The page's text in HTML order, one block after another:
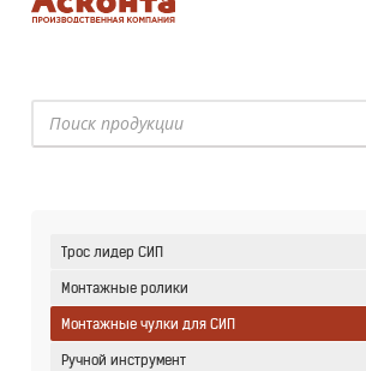
Трос лидер СИП
Монтажные ролики
Монтажные чулки для СИП
Ручной инструмент